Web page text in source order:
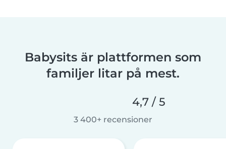
Babysits är plattformen som
familjer litar på mest.
4,7 / 5
3 400+ recensioner